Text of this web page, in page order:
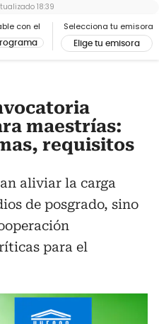
con el Selecciona tu emisora
Elige tu emisora
18:39
maestrías:
requisitos
aliviar la carga
de posgrado, sino
para el